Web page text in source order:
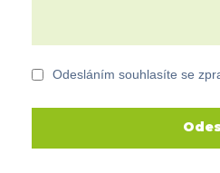
Odesláním souhlasíte se